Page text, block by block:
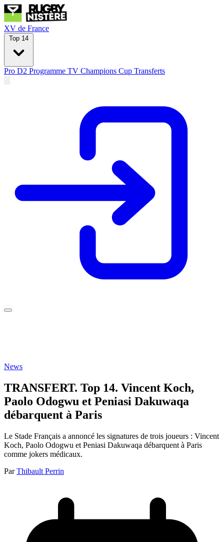
XV de France
Top 14
Pro D2 Programme TV Champions Cup Transferts
News
TRANSFERT. Top 14. Vincent Koch,
Paolo Odogwu et Peniasi Dakuwaqa
débarquent à Paris
Le Stade Français a annoncé les signatures de trois joueurs : Vincent
Koch, Paolo Odogwu et Peniasi Dakuwaqa débarquent à Paris
comme jokers médicaux.
Par Thibault Perrin